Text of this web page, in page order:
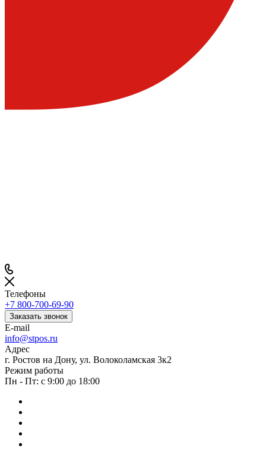
Телефоны
+7 800-700-69-90
Заказать звонок
E-mail
info@stpos.ru
Адрес
г. Ростов на Дону, ул. Волоколамская 3к2
Режим работы
Пн - Пт: с 9:00 до 18:00